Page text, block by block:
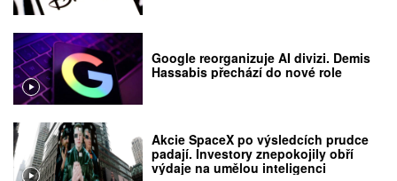
Google reorganizuje AI divizi. Demis
Hassabis přechází do nové role
Akcie SpaceX po výsledcích prudce
padají. Investory znepokojily obří
výdaje na umělou inteligenci